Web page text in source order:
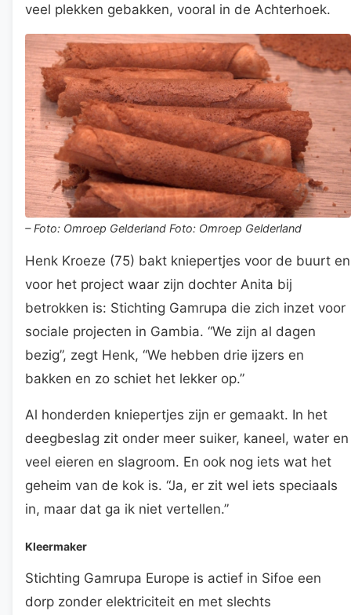
veel plekken gebakken, vooral in de Achterhoek.
– Foto: Omroep Gelderland Foto: Omroep Gelderland
Henk Kroeze (75) bakt kniepertjes voor de buurt en
voor het project waar zijn dochter Anita bij
betrokken is: Stichting Gamrupa die zich inzet voor
sociale projecten in Gambia. “We zijn al dagen
bezig”, zegt Henk, “We hebben drie ijzers en
bakken en zo schiet het lekker op.”
Al honderden kniepertjes zijn er gemaakt. In het
deegbeslag zit onder meer suiker, kaneel, water en
veel eieren en slagroom. En ook nog iets wat het
geheim van de kok is. “Ja, er zit wel iets speciaals
in, maar dat ga ik niet vertellen.”
Kleermaker
Stichting Gamrupa Europe is actief in Sifoe een
dorp zonder elektriciteit en met slechts